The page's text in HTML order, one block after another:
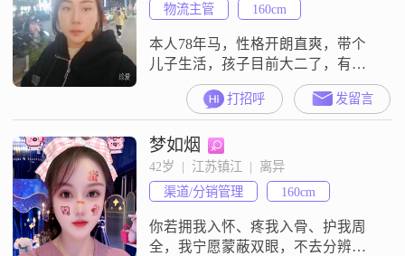
物流主管
160cm
本人78年马，性格开朗直爽，带个
儿子生活，孩子目前大二了，有房
有车有工作，生活无压力。来这个
平台想找一个可以结伴走完余生的
人，对另一半的要求：三观正，有
担当，生活条件跟我差不多就行，
主要一点，思想要在一个层次上。
不在乎异地，如果你是对的人我可
以天涯海角随你去。本人真诚征
婚，游戏人生的请勿扰，骑驴找马
的请勿扰。
打招呼 发留言
梦如烟
42岁  |  江苏镇江  |  离异
渠道/分销管理
160cm
你若拥我入怀、疼我入骨、护我周
全，我宁愿蒙蔽双眼，不去分辨你